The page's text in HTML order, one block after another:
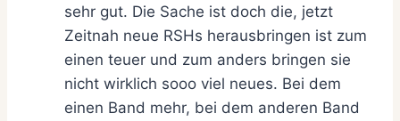
sehr gut. Die Sache ist doch die, jetzt
Zeitnah neue RSHs herausbringen ist zum
einen teuer und zum anders bringen sie
nicht wirklich sooo viel neues. Bei dem
einen Band mehr, bei dem anderen Band